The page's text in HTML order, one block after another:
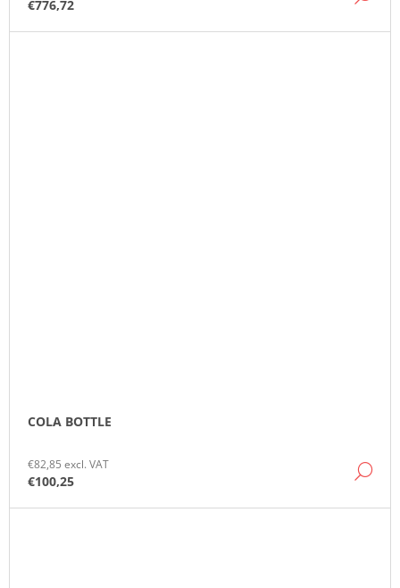
€776,72
COLA BOTTLE
€82,85 excl. VAT
€100,25